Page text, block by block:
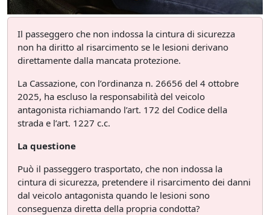
Il passeggero che non indossa la cintura di sicurezza
non ha diritto al risarcimento se le lesioni derivano
direttamente dalla mancata protezione.
La Cassazione, con l’ordinanza n. 26656 del 4 ottobre
2025, ha escluso la responsabilità del veicolo
antagonista richiamando l’art. 172 del Codice della
strada e l’art. 1227 c.c.
La questione
Può il passeggero trasportato, che non indossa la
cintura di sicurezza, pretendere il risarcimento dei danni
dal veicolo antagonista quando le lesioni sono
conseguenza diretta della propria condotta?